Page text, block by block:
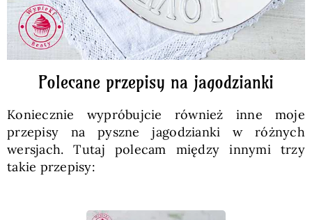
Polecane przepisy na jagodzianki
Koniecznie wypróbujcie również inne moje
przepisy na pyszne jagodzianki w różnych
wersjach. Tutaj polecam między innymi trzy
takie przepisy: